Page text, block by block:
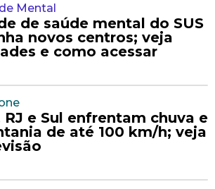
Mental
de saúde mental do SUS
novos centros; veja
e como acessar
RJ e Sul enfrentam chuva e
de até 100 km/h; veja